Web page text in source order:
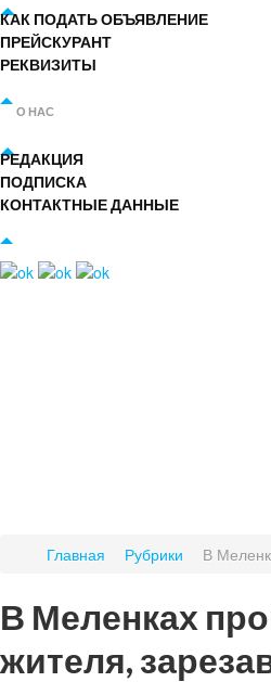
КАК ПОДАТЬ ОБЪЯВЛЕНИЕ
ПРЕЙСКУРАНТ
РЕКВИЗИТЫ
О НАС
РЕДАКЦИЯ
ПОДПИСКА
КОНТАКТНЫЕ ДАННЫЕ
Главная Рубрики В
В Меленках
жителя,